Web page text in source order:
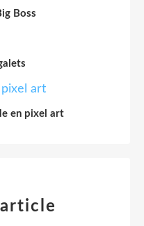
Boss
en pixel art